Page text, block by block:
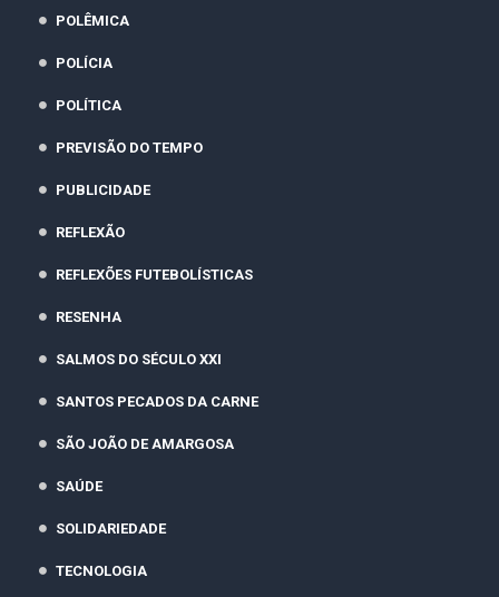
POLÊMICA
POLÍCIA
POLÍTICA
PREVISÃO DO TEMPO
PUBLICIDADE
REFLEXÃO
REFLEXÕES FUTEBOLÍSTICAS
RESENHA
SALMOS DO SÉCULO XXI
SANTOS PECADOS DA CARNE
SÃO JOÃO DE AMARGOSA
SAÚDE
SOLIDARIEDADE
TECNOLOGIA